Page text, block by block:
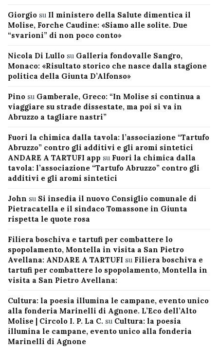
Giorgio su Il ministero della Salute dimentica il
Molise, Forche Caudine: «Siamo alle solite. Due
“svarioni” di non poco conto»
Nicola Di Lullo su Galleria fondovalle Sangro,
Monaco: «Risultato storico che nasce dalla stagione
politica della Giunta D’Alfonso»
Pino su Gamberale, Greco: “In Molise si continua a
viaggiare su strade dissestate, ma poi si va in
Abruzzo a tagliare nastri”
Fuori la chimica dalla tavola: l’associazione “Tartufo
Abruzzo” contro gli additivi e gli aromi sintetici
ANDARE A TARTUFI app su Fuori la chimica dalla
tavola: l’associazione “Tartufo Abruzzo” contro gli
additivi e gli aromi sintetici
John su Si insedia il nuovo Consiglio comunale di
Pietracatella e il sindaco Tomassone in Giunta
rispetta le quote rosa
Filiera boschiva e tartufi per combattere lo
spopolamento, Montella in visita a San Pietro
Avellana: ANDARE A TARTUFI su Filiera boschiva e
tartufi per combattere lo spopolamento, Montella in
visita a San Pietro Avellana:
Cultura: la poesia illumina le campane, evento unico
alla fonderia Marinelli di Agnone. L’Eco dell’Alto
Molise | Circolo I. P. La C. su Cultura: la poesia
illumina le campane, evento unico alla fonderia
Marinelli di Agnone